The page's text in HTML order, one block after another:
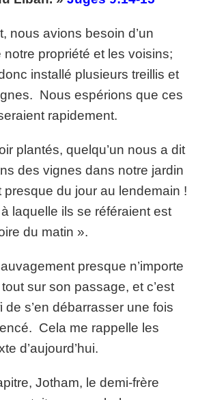
nous avions besoin d’un
notre propriété et les voisins;
installé plusieurs treillis et
Nous espérions que ces
rapidement.
plantés, quelqu’un nous a dit
des vignes dans notre jardin
presque du jour au lendemain !
laquelle ils se référaient est
du matin ».
presque n’importe
sur son passage, et c’est
de s’en débarrasser une fois
Cela me rappelle les
d’aujourd’hui.
Jotham, le demi-frère